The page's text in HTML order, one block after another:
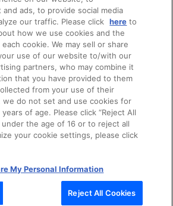
づく表示 プライバシーポリシー
概要お問い合わせ
Information
員登録
ムワークス
Filmworks Inc. All Rights Reserved.
ads, to provide social media
our traffic. Please click here to
how we use cookies and the
cookie. We may sell or share
use of our website to/with our
partners, who may combine it
that you have provided to them
from your use of their
we do not set and use cookies for
of age. Please click “Reject All
under the age of 16 or to reject all
your cookie settings, please click
My Personal Information
Reject All Cookies